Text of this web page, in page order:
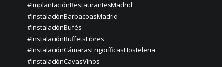
#ImplantaciónRestaurantesMadrid
#InstalaciónBarbacoasMadrid
#InstalaciónBufés
#InstalaciónBuffetsLibres
#InstalaciónCámarasFrigoríficasHosteleria
#InstalaciónCavasVinos